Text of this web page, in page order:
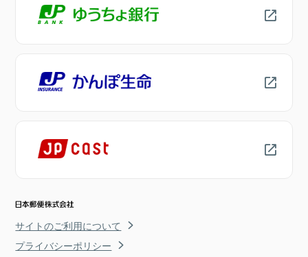
サイトのご利用について
プライバシーポリシー